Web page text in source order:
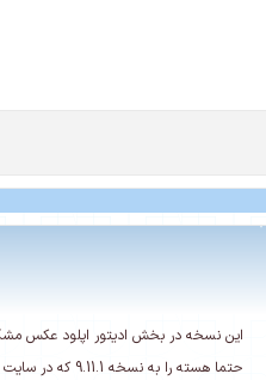
این نسخه در بخش ادیتور اپلود عکس
حتما هسته را به نسخه 9.11.1 که در سایت موجود است . دانلود و اپگرید نمایید .